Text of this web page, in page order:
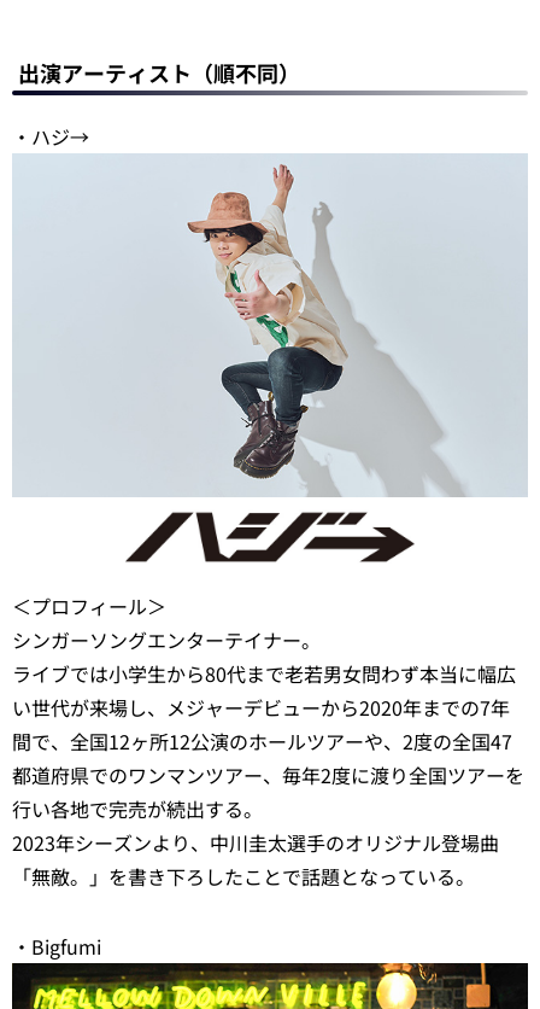
出演アーティスト（順不同）
・ハジ→
＜プロフィール＞
シンガーソングエンターテイナー。
ライブでは小学生から80代まで老若男女問わず本当に幅広
い世代が来場し、メジャーデビューから2020年までの7年
間で、全国12ヶ所12公演のホールツアーや、2度の全国47
都道府県でのワンマンツアー、毎年2度に渡り全国ツアーを
行い各地で完売が続出する。
2023年シーズンより、中川圭太選手のオリジナル登場曲
「無敵。」を書き下ろしたことで話題となっている。
・Bigfumi